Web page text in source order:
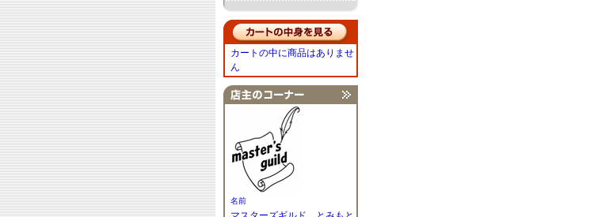
カートの中に商品はありませ
ん
名前